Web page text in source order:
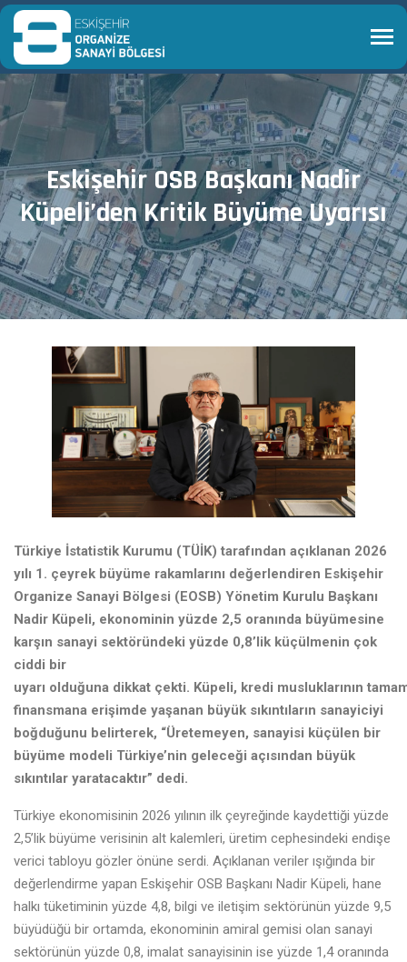
Eskişehir OSB Başkanı Nadir
Küpeli’den Kritik Büyüme Uyarısı
Türkiye İstatistik Kurumu (TÜİK) tarafından açıklanan 2026
yılı 1. çeyrek büyüme rakamlarını değerlendiren Eskişehir
Organize Sanayi Bölgesi (EOSB) Yönetim Kurulu Başkanı
Nadir Küpeli, ekonominin yüzde 2,5 oranında büyümesine
karşın sanayi sektöründeki yüzde 0,8’lik küçülmenin çok
ciddi bir
uyarı olduğuna dikkat çekti. Küpeli, kredi musluklarının
finansmana erişimde yaşanan büyük sıkıntıların sanayiciyi
boğduğunu belirterek, “Üretemeyen, sanayisi küçülen bir
büyüme modeli Türkiye’nin geleceği açısından büyük
sıkıntılar yaratacaktır” dedi.
Türkiye ekonomisinin 2026 yılının ilk çeyreğinde kaydettiği yüzde
2,5’lik büyüme verisinin alt kalemleri, üretim cephesindeki endişe
verici tabloyu gözler önüne serdi. Açıklanan veriler ışığında bir
değerlendirme yapan Eskişehir OSB Başkanı Nadir Küpeli, hane
halkı tüketiminin yüzde 4,8, bilgi ve iletişim sektörünün yüzde 9,5
büyüdüğü bir ortamda, ekonominin amiral gemisi olan sanayi
sektörünün yüzde 0,8, imalat sanayisinin ise yüzde 1,4 oranında